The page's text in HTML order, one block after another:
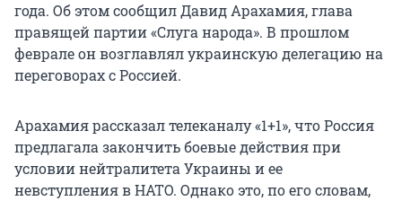
года. Об этом сообщил Давид Арахамия, глава
правящей партии «Слуга народа». В прошлом
феврале он возглавлял украинскую делегацию на
переговорах с Россией.
Арахамия рассказал телеканалу «1+1», что Россия
предлагала закончить боевые действия при
условии нейтралитета Украины и ее
невступления в НАТО. Однако это, по его словам,